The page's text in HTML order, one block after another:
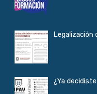
Legalización
¿Ya